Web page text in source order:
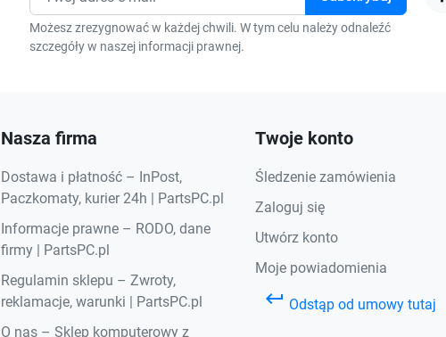
Możesz zrezygnować w każdej chwili. W tym celu należy odnaleźć
szczegóły w naszej informacji prawnej.
Nasza firma
Dostawa i płatność – InPost,
Paczkomaty, kurier 24h | PartsPC.pl
Informacje prawne – RODO, dane
firmy | PartsPC.pl
Regulamin sklepu – Zwroty,
reklamacje, warunki | PartsPC.pl
O nas – Sklep komputerowy z
Twoje konto
Śledzenie zamówienia
Zaloguj się
Utwórz konto
Moje powiadomienia
keyboard_return Odstąp od umowy tutaj